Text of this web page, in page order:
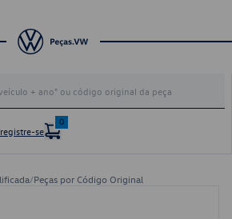
se
0
/Peças por Código Original